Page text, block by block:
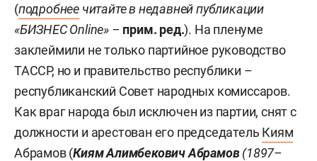
(подробнее читайте в недавней публикации
«БИЗНЕС Online» – прим. ред.). На пленуме
заклеймили не только партийное руководство
ТАССР, но и правительство республики –
республиканский Совет народных комиссаров.
Как враг народа был исключен из партии, снят с
должности и арестован его председатель Киям
Абрамов(Киям Алимбекович Абрамов(1897–